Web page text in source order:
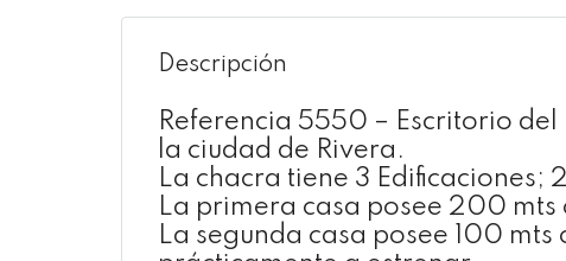
Descripción
Referencia 5550 – Escritorio
la ciudad de Rivera.
La chacra tiene 3 Edificaciones;
La primera casa posee 200 mts
La segunda casa posee 100